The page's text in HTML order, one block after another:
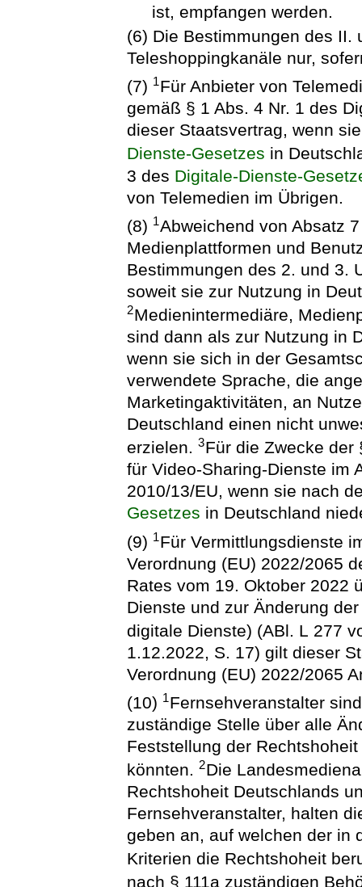
ist, empfangen werden.
(6) Die Bestimmungen des II.
Teleshoppingkanäle nur,
(7) 1Für Anbieter von
gemäß § 1 Abs. 4 Nr. 1 des
dieser Staatsvertrag, wenn
Dienste-Gesetzes in
3 des Digitale-Dienste-
von Telemedien im Übrigen.
(8) 1Abweichend von Absatz
Medienplattformen und
Bestimmungen des 2. und 3.
soweit sie zur Nutzung in
2Medienintermediäre,
sind dann als zur Nutzung in
wenn sie sich in der
verwendete Sprache, die
Marketingaktivitäten, an
Deutschland einen nicht
erzielen.3Für die Zwecke der
für Video-Sharing-Dienste im
2010/13/EU, wenn sie nach
Gesetzes in Deutschland
(9) 1Für Vermittlungsdienste
Verordnung (EU) 2022/2065
Rates vom 19. Oktober 2022
Dienste und zur Änderung
digitale Dienste) (ABl. L 277
1.12.2022, S. 17) gilt dieser
Verordnung (EU) 2022/2065
(10) 1Fernsehveranstalter
zuständige Stelle über alle
Feststellung der
könnten.2Die
Rechtshoheit Deutschlands
Fernsehveranstalter, halten
geben an, auf welchen der in
Kriterien die Rechtshoheit
nach § 111a zuständigen